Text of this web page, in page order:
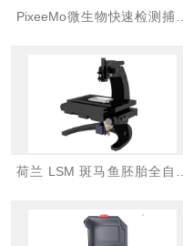
PixeeMo微生物快速检测捕获
荷兰 LSM 斑马鱼胚胎全自动